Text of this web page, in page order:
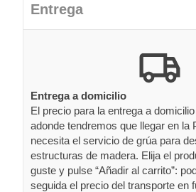
Entrega
Entrega a domicilio
El precio para la entrega a
adonde tendremos que llegar en la
necesita el servicio de grúa para
estructuras de madera. Elija el
guste y pulse “Añadir al carrito”:
seguida el precio del transporte en